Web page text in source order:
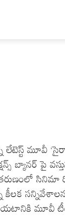
లేటెస్ట్
బ్యానర్ పై
తరుణంలో
కీలక
మూవీ టీం